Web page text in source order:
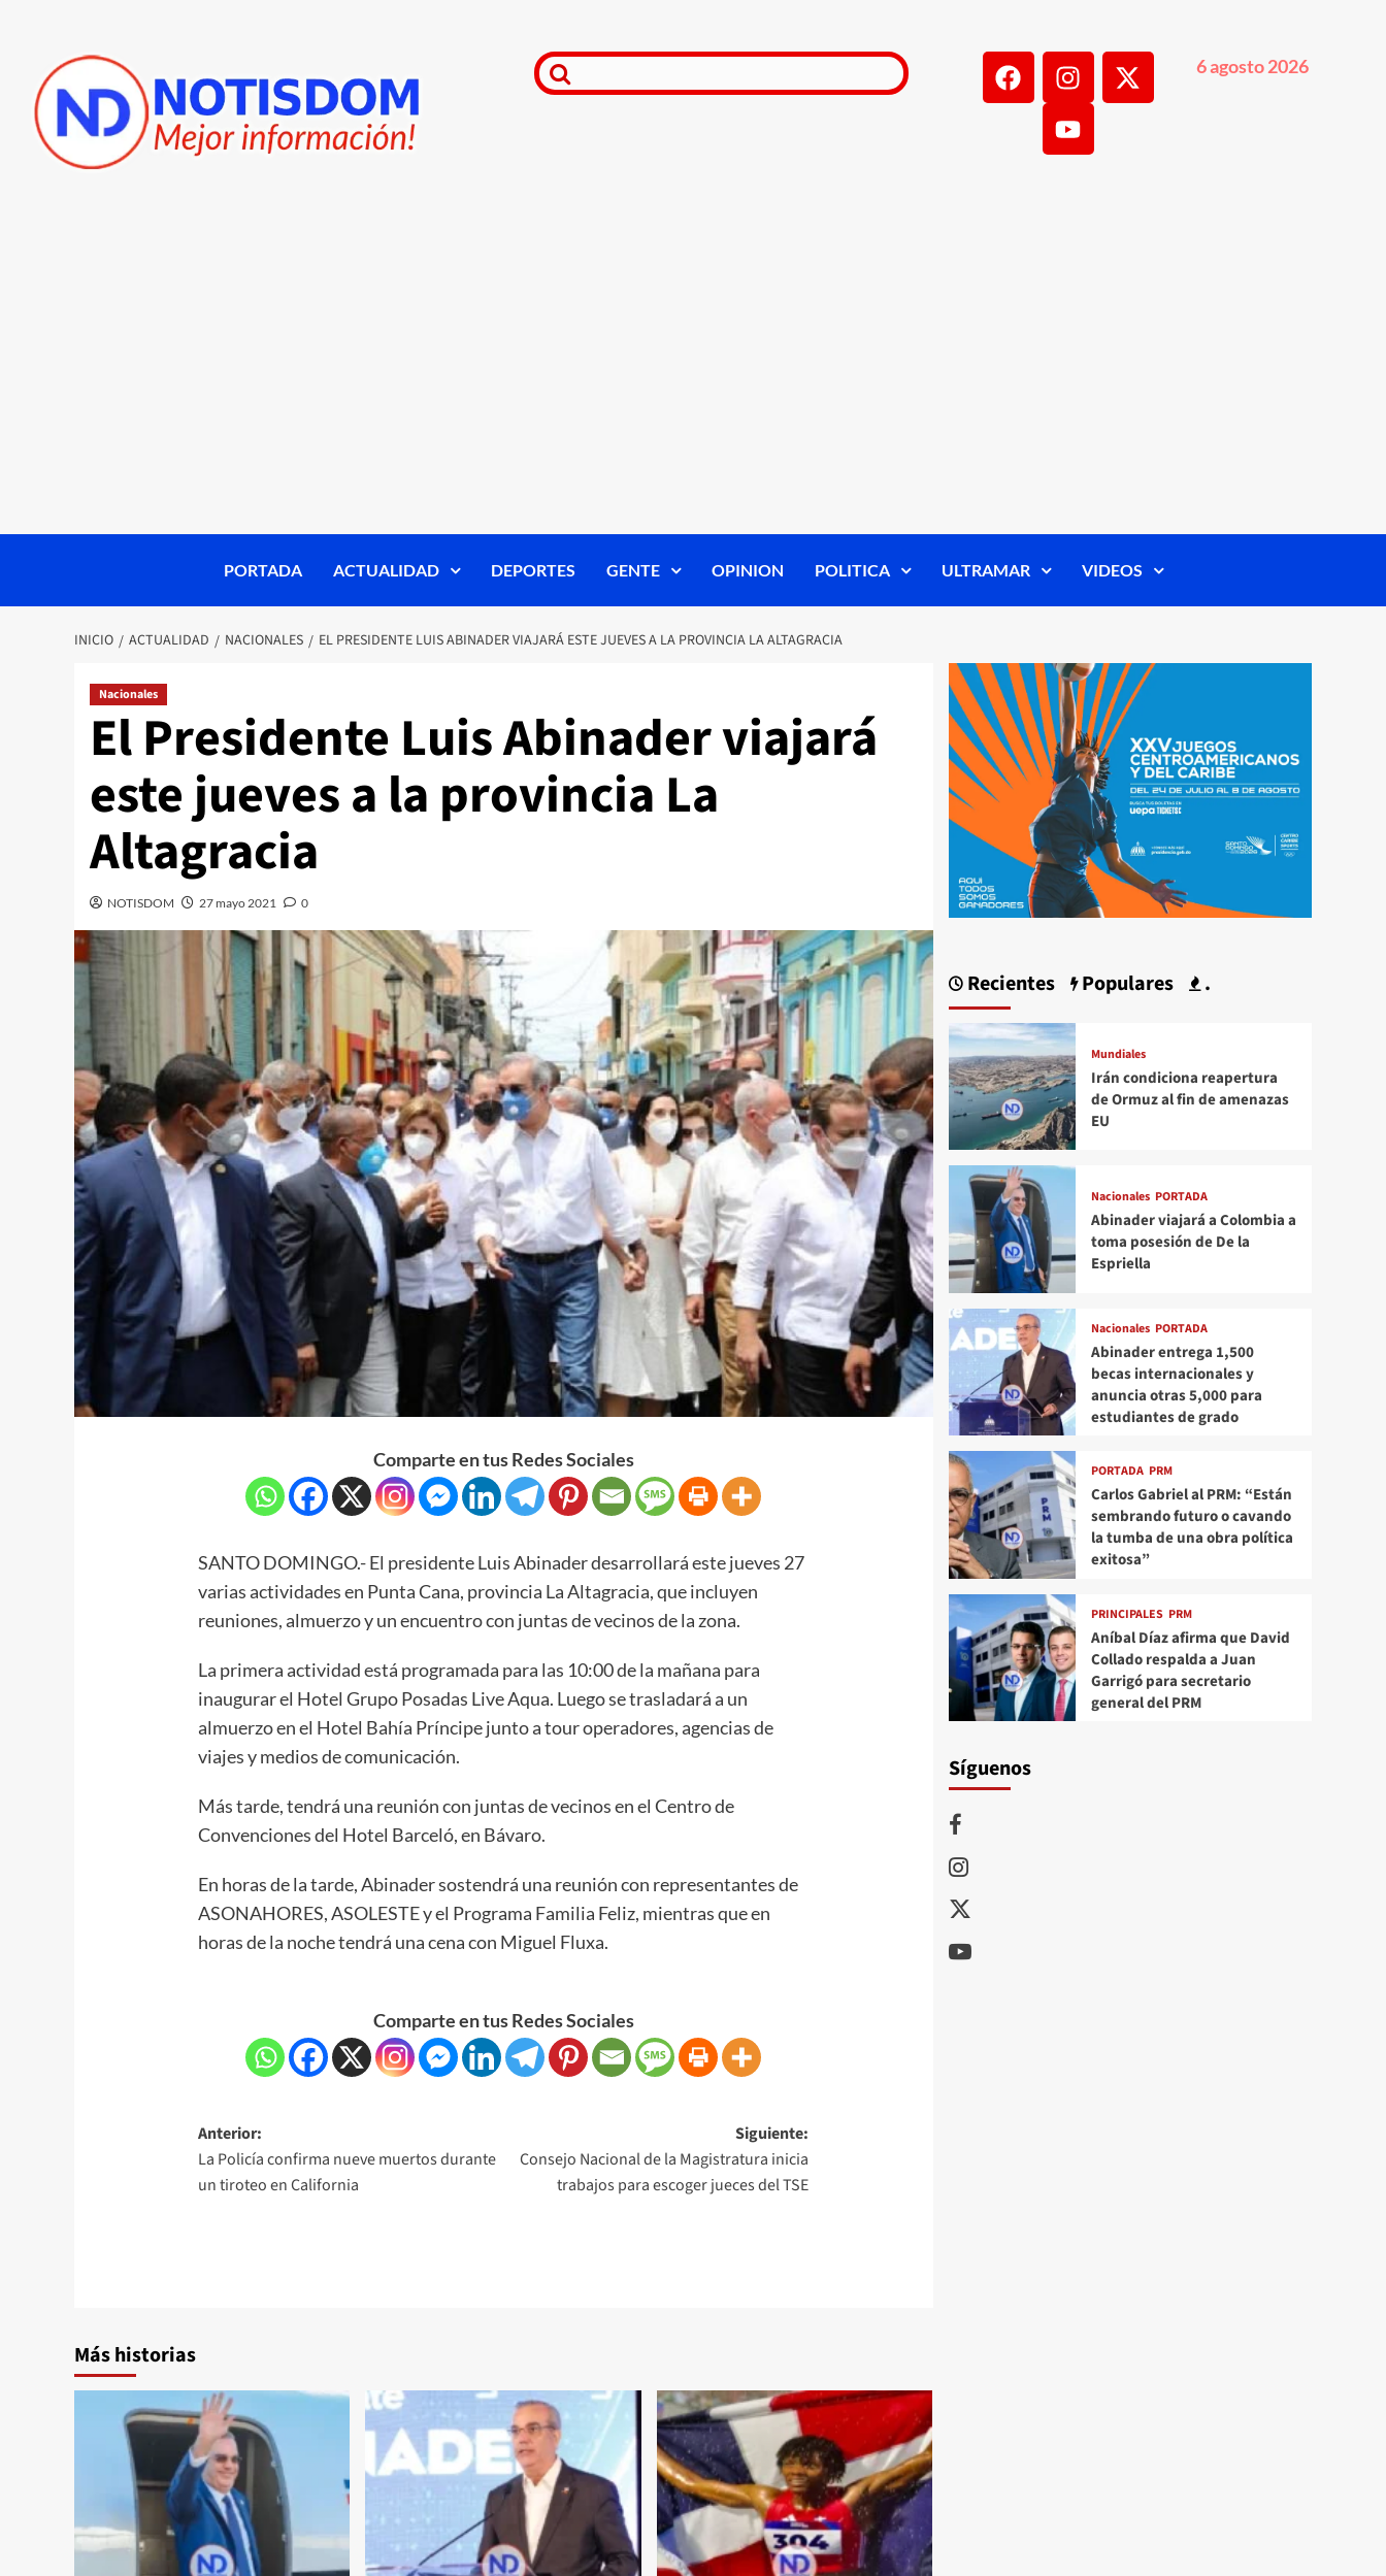
6 agosto 2026
PORTADA ACTUALIDAD DEPORTES GENTE OPINION POLITICA ULTRAMAR VIDEOS
INICIO ACTUALIDAD NACIONALES EL PRESIDENTE LUIS ABINADER VIAJARÁ ESTE JUEVES A LA PROVINCIA LA ALTAGRACIA
Nacionales
El Presidente Luis Abinader viajará
este jueves a la provincia La
Altagracia
NOTISDOM 27 mayo 2021 0
Comparte en tus Redes Sociales
SANTO DOMINGO.- El presidente Luis Abinader desarrollará este jueves 27
varias actividades en Punta Cana, provincia La Altagracia, que incluyen
reuniones, almuerzo y un encuentro con juntas de vecinos de la zona.
La primera actividad está programada para las 10:00 de la mañana para
inaugurar el Hotel Grupo Posadas Live Aqua. Luego se trasladará a un
almuerzo en el Hotel Bahía Príncipe junto a tour operadores, agencias de
viajes y medios de comunicación.
Más tarde, tendrá una reunión con juntas de vecinos en el Centro de
Convenciones del Hotel Barceló, en Bávaro.
En horas de la tarde, Abinader sostendrá una reunión con representantes de
ASONAHORES, ASOLESTE y el Programa Familia Feliz, mientras que en
horas de la noche tendrá una cena con Miguel Fluxa.
Comparte en tus Redes Sociales
Anterior:
La Policía confirma nueve muertos durante
un tiroteo en California
Siguiente:
Consejo Nacional de la Magistratura inicia
trabajos para escoger jueces del TSE
Más historias
Recientes Populares .
Mundiales
Irán condiciona reapertura
de Ormuz al fin de amenazas
EU
Nacionales PORTADA
Abinader viajará a Colombia a
toma posesión de De la
Espriella
Nacionales PORTADA
Abinader entrega 1,500
becas internacionales y
anuncia otras 5,000 para
estudiantes de grado
PORTADA PRM
Carlos Gabriel al PRM: “Están
sembrando futuro o cavando
la tumba de una obra política
exitosa”
PRINCIPALES PRM
Aníbal Díaz afirma que David
Collado respalda a Juan
Garrigó para secretario
general del PRM
Síguenos